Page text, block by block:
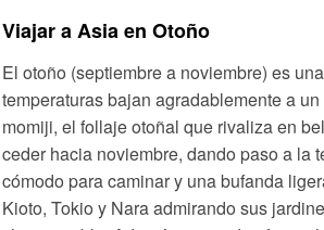
Viajar a Asia en Otoño
El otoño (septiembre a noviembre) es
temperaturas bajan agradablemente a
momiji, el follaje otoñal que rivaliza en
ceder hacia noviembre, dando paso a la
cómodo para caminar y una bufanda
Kioto, Tokio y Nara admirando sus